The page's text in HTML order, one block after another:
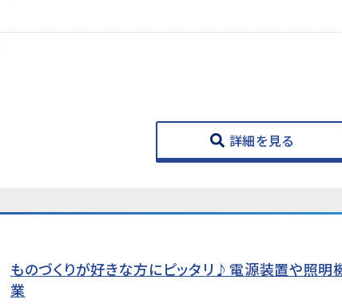
詳細を見る
ものづくりが好きな方にピッタリ♪電源装置や照
業